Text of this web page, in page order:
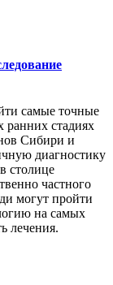
самые точные
ранних стадиях
Сибири и
диагностику
столице
частного
могут пройти
на самых
лечения.